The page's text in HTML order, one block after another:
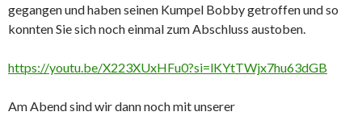
gegangen und haben seinen Kumpel Bobby getroffen und so
konnten Sie sich noch einmal zum Abschluss austoben.
https://youtu.be/X223XUxHFu0?si=lKYtTWjx7hu63dGB
Am Abend sind wir dann noch mit unserer